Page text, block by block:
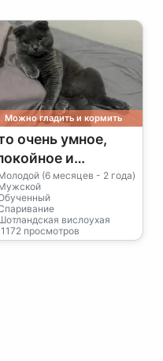
Можно гладить и кормить
очень умное,
и
животное.
году она
5 щенков; я
хотел взять
(6 месяцев - 2 года)
вислоухая
1172 просмотров